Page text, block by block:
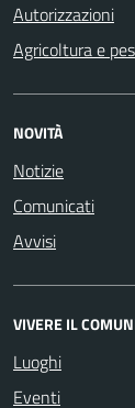
Autorizzazioni
Agricoltura e
NOVITÀ
Notizie
Comunicati
Avvisi
VIVERE IL
Luoghi
Eventi